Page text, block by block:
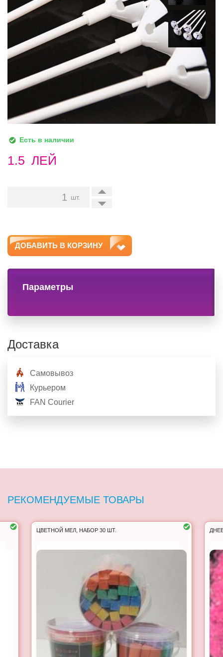
Есть в наличии
1.5 ЛЕЙ
+
-
шт.
ДОБАВИТЬ В КОРЗИНУ
Параметры
Доставка
Самовывоз
Курьером
FAN Courier
РЕКОМЕНДУЕМЫЕ ТОВАРЫ
ЦВЕТНОЙ МЕЛ, НАБОР 30 ШТ.